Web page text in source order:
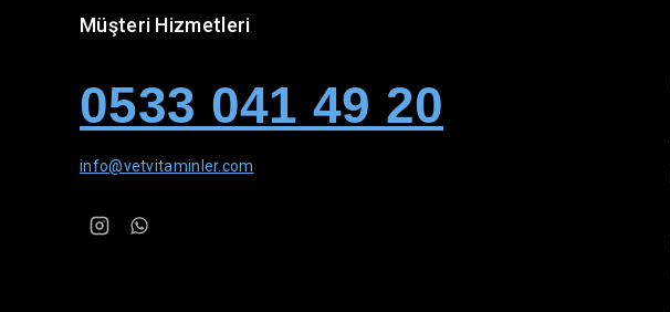
Müşteri Hizmetleri
0533 041 49 20
info@vetvitaminler.com